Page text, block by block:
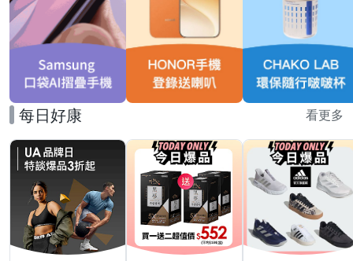
每日好康 看更多